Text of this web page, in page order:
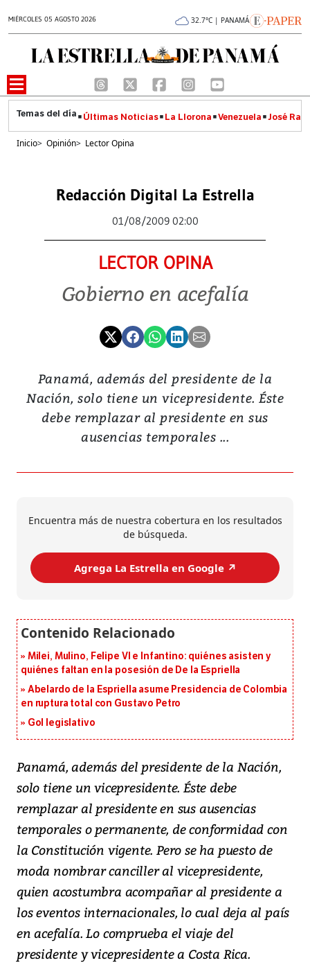
MIÉRCOLES 05 AGOSTO 2026 32.7°C | PANAMÁ
Últimas Noticias La Llorona Venezuela José
Inicio> Opinión> Lector Opina
Redacción Digital La Estrella
01/08/2009 02:00
LECTOR OPINA
Gobierno en acefalía
Panamá, además del presidente de la
Nación, solo tiene un vicepresidente. Éste
debe remplazar al presidente en sus
ausencias temporales ...
Encuentra más de nuestra cobertura en los resultados
de búsqueda.
Agrega La Estrella en Google ↗️
Milei, Mulino, Felipe VI e Infantino: quiénes asisten y
quiénes faltan en la posesión de De la Espriella
Abelardo de la Espriella asume Presidencia de Colombia
en ruptura total con Gustavo Petro
Gol legislativo
Panamá, además del presidente de la Nación,
solo tiene un vicepresidente. Éste debe
remplazar al presidente en sus ausencias
temporales o permanente, de conformidad con
la Constitución vigente. Pero se ha puesto de
moda nombrar canciller al vicepresidente,
quien acostumbra acompañar al presidente a
los eventos internacionales, lo cual deja al país
en acefalía. Lo comprueba el viaje del
presidente y vicepresidente a Costa Rica.